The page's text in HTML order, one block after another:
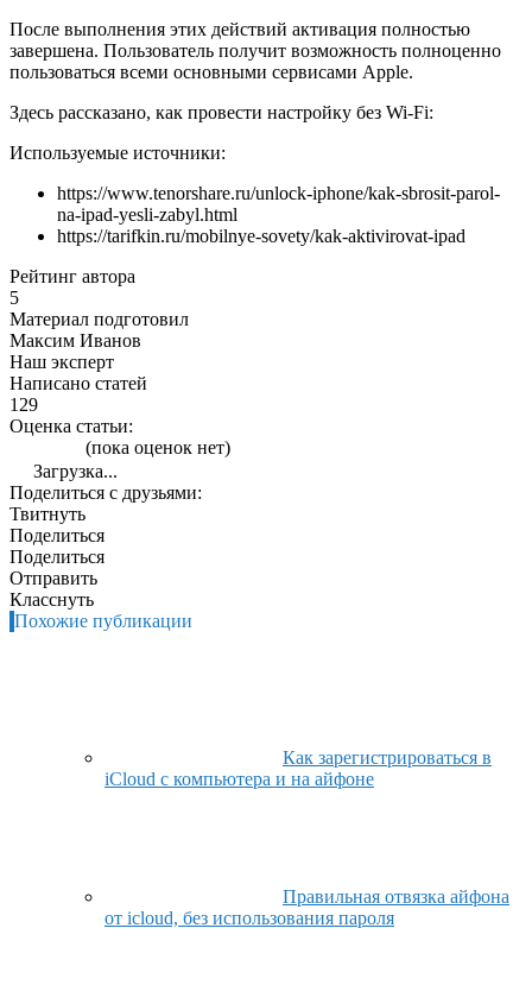
После выполнения этих действий активация полностью
завершена. Пользователь получит возможность полноценно
пользоваться всеми основными сервисами Apple.
Здесь рассказано, как провести настройку без Wi-Fi:
Используемые источники:
https://www.tenorshare.ru/unlock-iphone/kak-sbrosit-parol-
na-ipad-yesli-zabyl.html
https://tarifkin.ru/mobilnye-sovety/kak-aktivirovat-ipad
Рейтинг автора
5
Материал подготовил
Максим Иванов
Наш эксперт
Написано статей
129
Оценка статьи:
(пока оценок нет)
Загрузка...
Поделиться с друзьями:
Твитнуть
Поделиться
Поделиться
Отправить
Класснуть
Похожие публикации
Как зарегистрироваться в
iCloud с компьютера и на айфоне
Правильная отвязка айфона
от icloud, без использования пароля